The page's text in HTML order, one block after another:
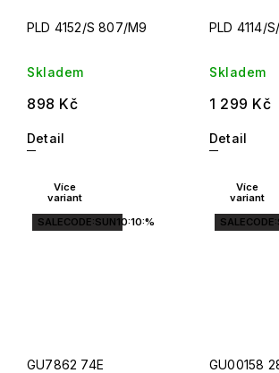
PLD 4152/S 807/M9
Skladem
898 Kč
Detail
PLD 4114/
Skladem
1 299 Kč
Detail
Více
variant
SALECODE:SUN10:10:%
GU7862 74E
Více
variant
GU00158